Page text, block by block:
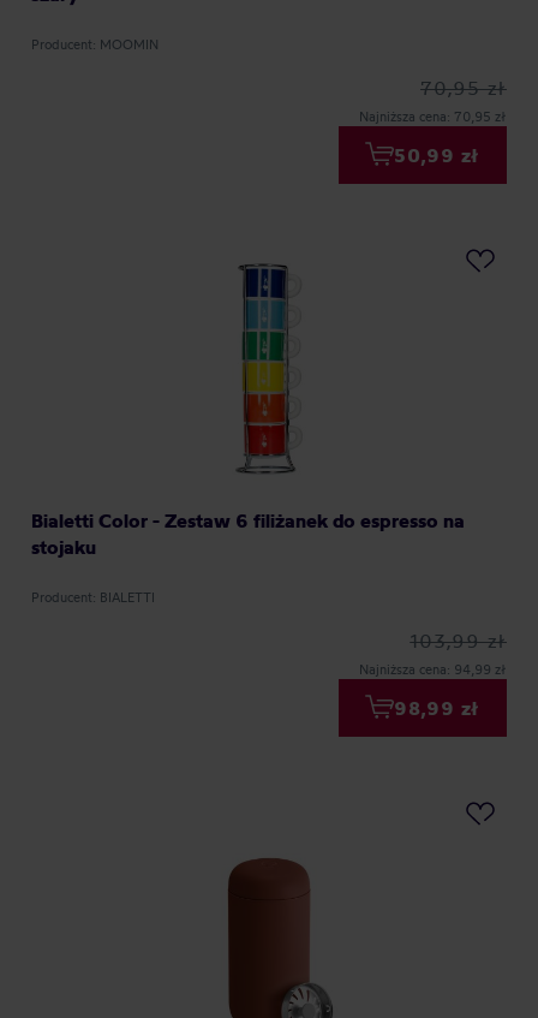
Producent: MOOMIN
70,95 zł
Najniższa cena: 70,95 zł
50,99 zł
Bialetti Color - Zestaw 6 filiżanek do espresso na
stojaku
Producent: BIALETTI
103,99 zł
Najniższa cena: 94,99 zł
98,99 zł